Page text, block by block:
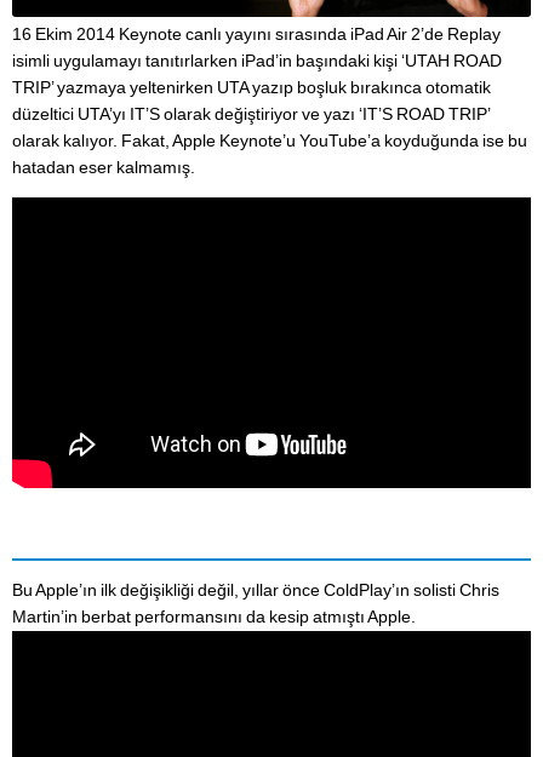
16 Ekim 2014 Keynote canlı yayını sırasında iPad Air 2’de Replay
isimli uygulamayı tanıtırlarken iPad’in başındaki kişi ‘UTAH ROAD
TRIP’ yazmaya yeltenirken UTA yazıp boşluk bırakınca otomatik
düzeltici UTA’yı IT’S olarak değiştiriyor ve yazı ‘IT’S ROAD TRIP’
olarak kalıyor. Fakat, Apple Keynote’u YouTube’a koyduğunda ise bu
hatadan eser kalmamış.
Bu Apple’ın ilk değişikliği değil, yıllar önce ColdPlay’ın solisti Chris
Martin’in berbat performansını da kesip atmıştı Apple.